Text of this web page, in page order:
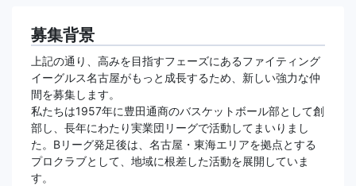
募集背景
上記の通り、高みを目指すフェーズにあるファイティング
イーグルス名古屋がもっと成長するため、新しい強力な仲
間を募集します。
私たちは1957年に豊田通商のバスケットボール部として創
部し、長年にわたり実業団リーグで活動してまいりまし
た。Bリーグ発足後は、名古屋・東海エリアを拠点とする
プロクラブとして、地域に根差した活動を展開していま
す。